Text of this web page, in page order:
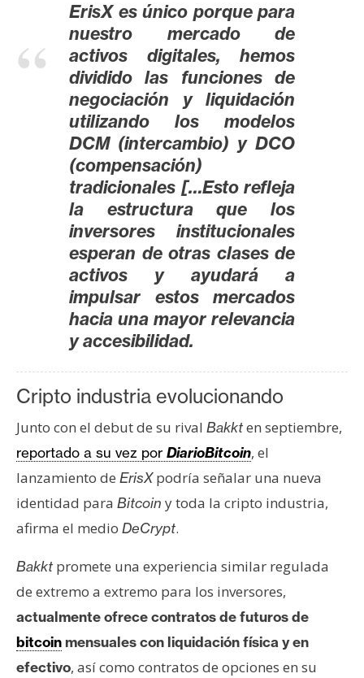
ErisX es único porque para
nuestro mercado de
activos digitales, hemos
dividido las funciones de
negociación y liquidación
utilizando los modelos
DCM (intercambio) y DCO
(compensación)
tradicionales […Esto refleja
la estructura que los
inversores institucionales
esperan de otras clases de
activos y ayudará a
impulsar estos mercados
hacia una mayor relevancia
y accesibilidad.
Cripto industria evolucionando
Junto con el debut de su rival Bakkten septiembre,
reportado a su vez por DiarioBitcoin, el
lanzamiento de ErisXpodría señalar una nueva
identidad para Bitcoin y toda la cripto industria,
afirma el medio DeCrypt.
Bakkt promete una experiencia similar regulada
de extremo a extremo para los inversores,
actualmente ofrece contratos de futuros de
bitcoinmensuales con liquidación física y en
efectivo, así como contratos de opciones en su